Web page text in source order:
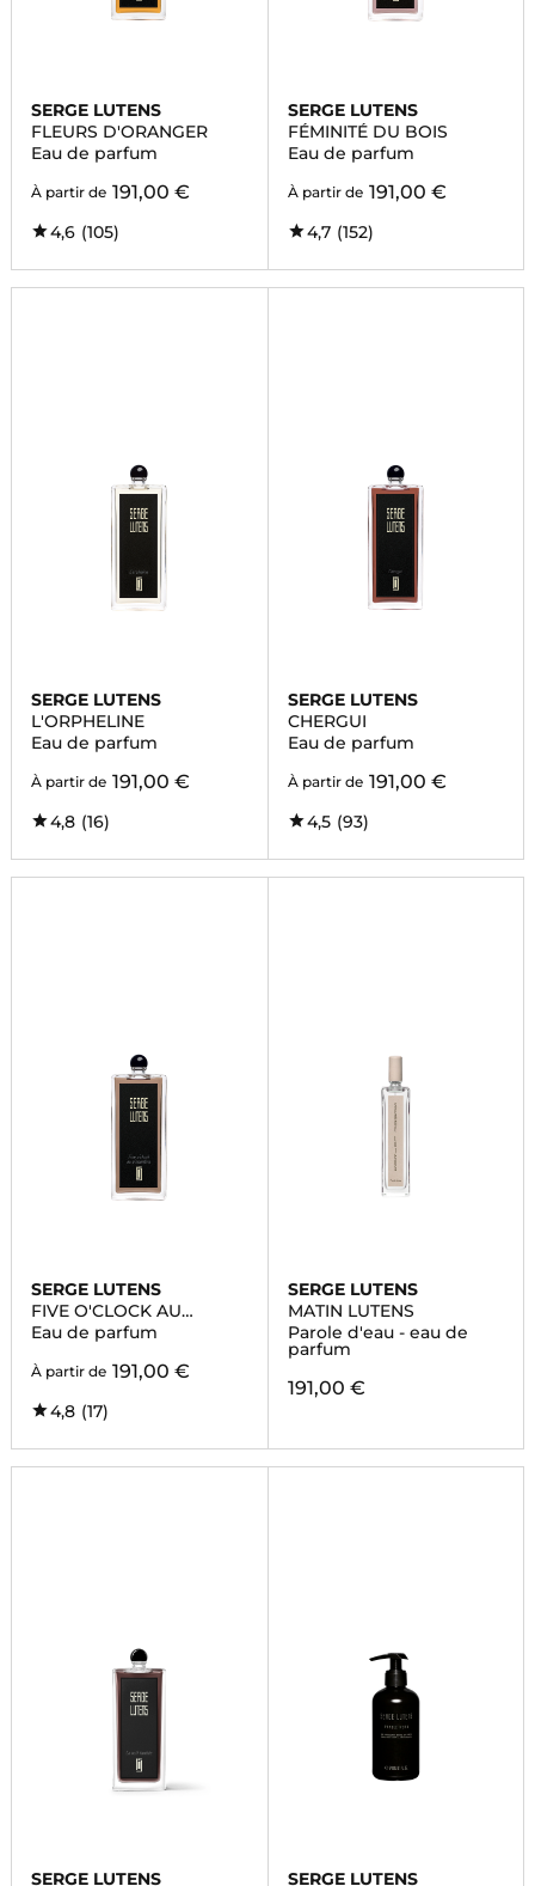
SERGE LUTENS
FLEURS D'ORANGER
Eau de parfum
À partir de 191,00 €
4,6 (105)
SERGE LUTENS
FÉMINITÉ DU BOIS
Eau de parfum
À partir de 191,00 €
4,7 (152)
SERGE LUTENS
L'ORPHELINE
Eau de parfum
À partir de 191,00 €
4,8 (16)
SERGE LUTENS
CHERGUI
Eau de parfum
À partir de 191,00 €
4,5 (93)
SERGE LUTENS
FIVE O'CLOCK AU
GINGEMBRE
Eau de parfum
À partir de 191,00 €
4,8 (17)
SERGE LUTENS
MATIN LUTENS
Parole d'eau - eau de
parfum
191,00 €
SERGE LUTENS SERGE LUTENS